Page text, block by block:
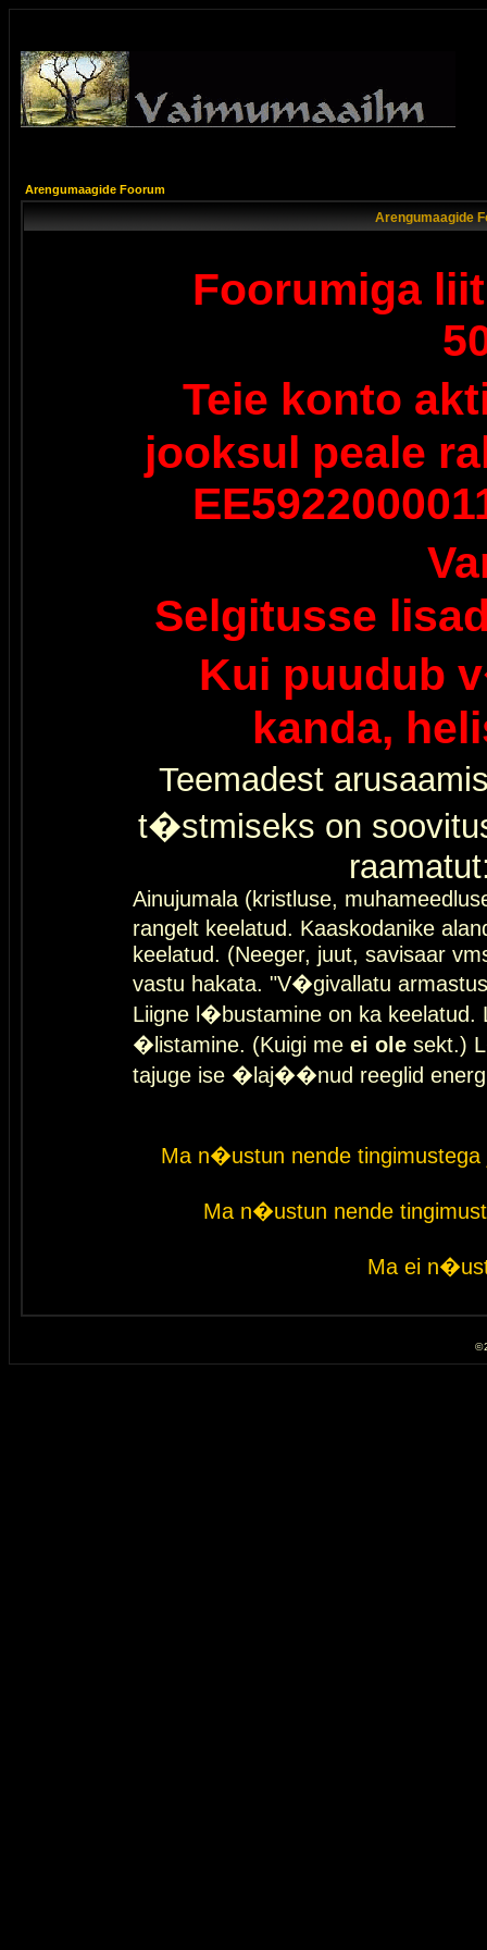
Arengumaagide Foorum
Arengumaagide
Foorumiga
Teie konto
jooksul peale
Selgitusse
Kui puudub
kanda,
Teemadest
t�stmiseks on
Ainujumala (kristluse,
rangelt keelatud. Kaaskodanike
keelatud. (Neeger, juut, savisaar
vastu hakata. "V�givallatu
Liigne l�bustamine on ka keelatud.
�listamine. (Kuigi me ei ole sekt.)
tajuge ise �laj��nud reeglid
Ma n�ustun nende
Ma n�ustun nende
Ma ei
©